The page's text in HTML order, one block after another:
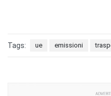
Tags: ue emissioni